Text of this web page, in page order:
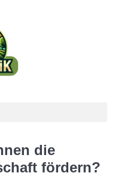
die
fördern?